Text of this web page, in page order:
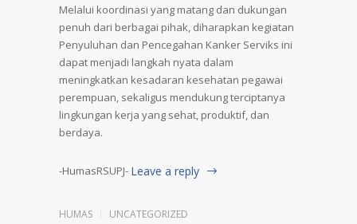
Melalui koordinasi yang matang dan dukungan
penuh dari berbagai pihak, diharapkan kegiatan
Penyuluhan dan Pencegahan Kanker Serviks ini
dapat menjadi langkah nyata dalam
meningkatkan kesadaran kesehatan pegawai
perempuan, sekaligus mendukung terciptanya
lingkungan kerja yang sehat, produktif, dan
berdaya.
-HumasRSUPJ- Leave a reply
HUMAS UNCATEGORIZED